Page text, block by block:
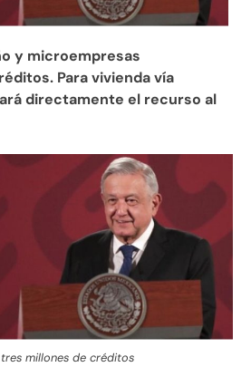
y microempresas
Para vivienda vía
directamente el recurso al
millones de créditos